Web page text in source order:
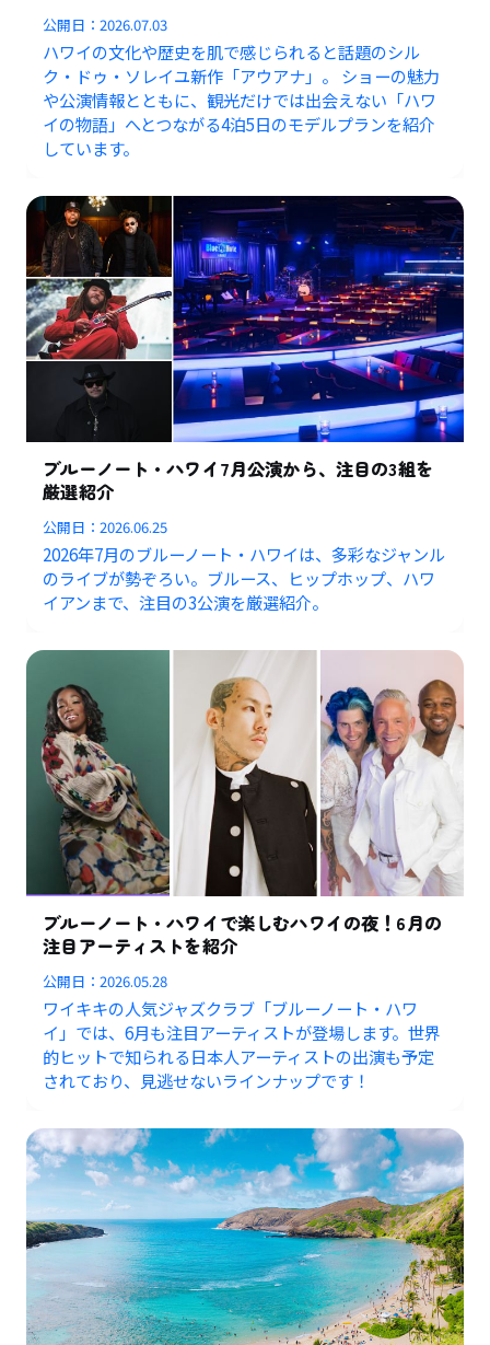
公開日：2026.07.03
ハワイの文化や歴史を肌で感じられると話題のシル
ク・ドゥ・ソレイユ新作「アウアナ」。 ショーの魅力
や公演情報とともに、観光だけでは出会えない「ハワ
イの物語」へとつながる4泊5日のモデルプランを紹介
しています。
ブルーノート・ハワイ7月公演から、注目の3組を
厳選紹介
公開日：2026.06.25
2026年7月のブルーノート・ハワイは、多彩なジャンル
のライブが勢ぞろい。ブルース、ヒップホップ、ハワ
イアンまで、注目の3公演を厳選紹介。
ブルーノート・ハワイで楽しむハワイの夜！6月の
注目アーティストを紹介
公開日：2026.05.28
ワイキキの人気ジャズクラブ「ブルーノート・ハワ
イ」では、6月も注目アーティストが登場します。世界
的ヒットで知られる日本人アーティストの出演も予定
されており、見逃せないラインナップです！